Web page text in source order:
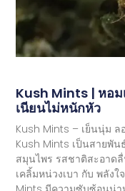
Kush Mints | หอ
เนียนไม่หนักหัว
Kush Mints – เย็นนุ่ม
Kush Mints เป็นสายพั
สมุนไพร รสชาติสะอาด
เคลิ้มหน่วงเบา กับ พลัง